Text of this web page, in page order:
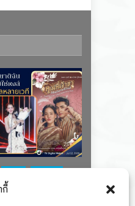
กี้
คร-ซีรีส์